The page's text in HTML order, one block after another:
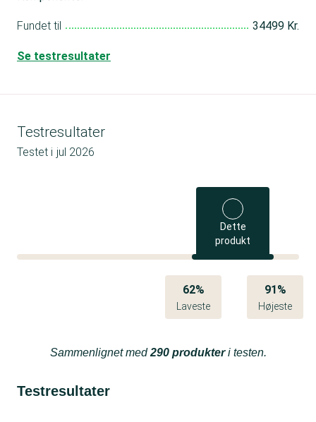
Fundet til 34499 Kr.
Se testresultater
Testresultater
Testet i jul 2026
Dette
produkt
62%
Laveste
91%
Højeste
Sammenlignet med290 produkteri testen.
Testresultater